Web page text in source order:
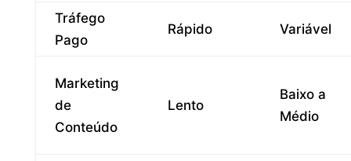
Tráfego
Pago
Rápido Variável
Marketing
de
Conteúdo
Lento
Baixo a
Médio